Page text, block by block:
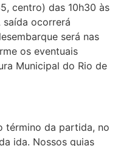
centro) das 10h30 às
saída ocorrerá
será nas
os eventuais
Municipal do Rio de
término da partida, no
ida. Nossos guias